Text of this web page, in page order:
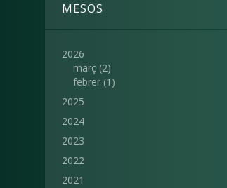
MESOS
2026
març (2)
febrer (1)
2025
2024
2023
2022
2021